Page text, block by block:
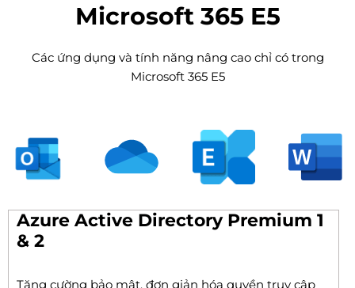
Microsoft 365 E5
Các ứng dụng và tính năng nâng cao chỉ có trong
Microsoft 365 E5
Azure Active Directory Premium 1
& 2
Tăng cường bảo mật, đơn giản hóa quyền truy cập